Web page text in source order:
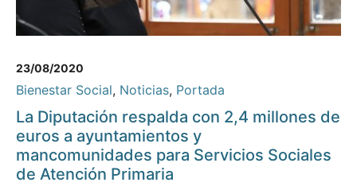
23/08/2020
Bienestar Social, Noticias, Portada
La Diputación respalda con 2,4 millones de
euros a ayuntamientos y
mancomunidades para Servicios Sociales
de Atención Primaria